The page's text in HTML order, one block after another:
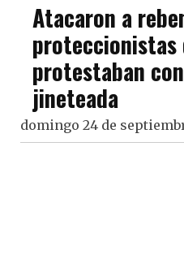
Atacaron a
proteccionistas
protestaban
jineteada
domingo 24 de